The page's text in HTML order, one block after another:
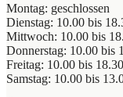
Montag: geschlossen
Dienstag: 10.00 bis
Mittwoch: 10.00 bis
Donnerstag: 10.00 bis
Freitag: 10.00 bis
Samstag: 10.00 bis